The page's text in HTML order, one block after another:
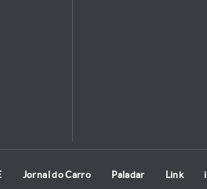
Jornal do Carro Paladar Link